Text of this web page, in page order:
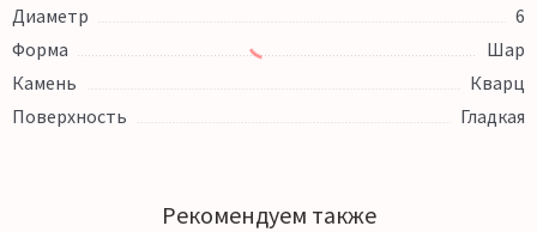
Диаметр
6
Форма
Шар
Камень
Кварц
Поверхность
Гладкая
Рекомендуем также